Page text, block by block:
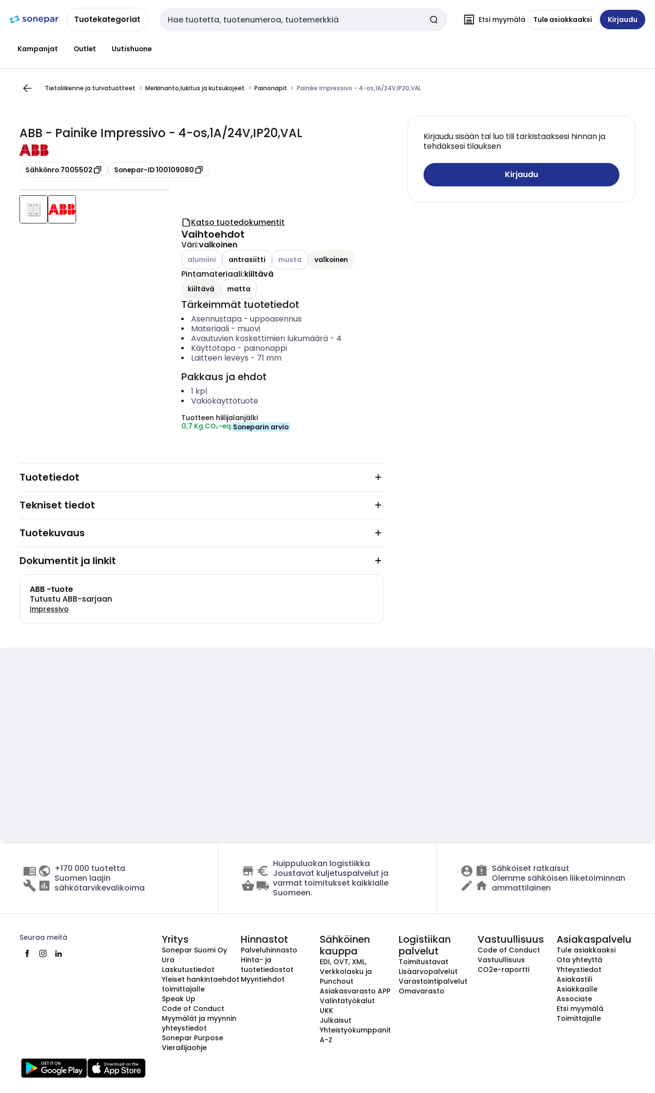
navigointiinsisältöönTuotekategoriat Haku Etsi myymälä Tule asiakkaaksi Kirjaudu
Kampanjat Outlet Uutishuone
Tietoliikenne ja turvatuotteet Merkinanto,lukitus ja kutsukojeet Painonapit Painike Impressivo - 4-os,1A/24V,IP20,VAL
ABB - Painike Impressivo - 4-os,1A/24V,IP20,VAL
Kopioi
Sähkönro 7005502 Kopioi
Sonepar-ID 100109080
Kirjaudu sisään tai luo tili tarkistaaksesi hinnan ja
tehdäksesi tilauksen
Kirjaudu
Katso tuotedokumentit
Vaihtoehdot
Väri:valkoinen
Katso käytettävissä olevat vaihtoehdot
alumiini antrasiitti Katso käytettävissä olevat vaihtoehdot
musta valkoinen
Pintamateriaali:kiiltävä
kiiltävä matta
Tärkeimmät tuotetiedot
Asennustapa- uppoasennus
Materiaali- muovi
Avautuvien koskettimien lukumäärä- 4
Käyttötapa- painonappi
Laitteen leveys - 71 mm
Pakkaus ja ehdot
1 kpl
Vakiokäyttötuote
Tuotteen hiilijalanjälki
0,7 Kg CO₂-eq Soneparin arvio
Tuotetiedot
Tekniset tiedot
Tuotekuvaus
Dokumentit ja linkit
ABB -tuote
Tutustu ABB-sarjaan
Impressivo
+170 000 tuotetta
Suomen laajin
sähkötarvikevalikoima
Huippuluokan logistiikka
Joustavat kuljetuspalvelut ja
varmat toimitukset kaikkialle
Suomeen.
Sähköiset ratkaisut
Olemme sähköisen liiketoiminnan
ammattilainen
Seuraa meitä Yritys
Sonepar Suomi Oy
Ura
Laskutustiedot
Yleiset hankintaehdot
toimittajalle
Speak Up
Code of Conduct
Myymälät ja myynnin
yhteystiedot
Sonepar Purpose
Vierailijaohje
Hinnastot
Palveluhinnasto
Hinta- ja
tuotetiedostot
Myyntiehdot
Sähköinen
kauppa
EDI, OVT, XML,
Verkkolasku ja
Punchout
Asiakasvarasto APP
Valintatyökalut
UKK
Julkaisut
Yhteistyökumppanit
A-Z
Logistiikan
palvelut
Toimitustavat
Lisäarvopalvelut
Varastointipalvelut
Omavarasto
Vastuullisuus
Code of Conduct
Vastuullisuus
CO2e-raportti
Asiakaspalvelu
Tule asiakkaaksi
Ota yhteyttä
Yhteystiedot
Asiakastili
Asiakkaalle
Associate
Etsi myymälä
Toimittajalle